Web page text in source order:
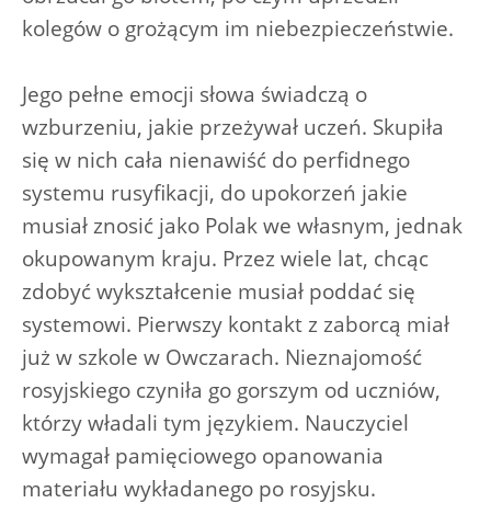
kolegów o grożącym im niebezpieczeństwie.
Jego pełne emocji słowa świadczą o
wzburzeniu, jakie przeżywał uczeń. Skupiła
się w nich cała nienawiść do perfidnego
systemu rusyfikacji, do upokorzeń jakie
musiał znosić jako Polak we własnym, jednak
okupowanym kraju. Przez wiele lat, chcąc
zdobyć wykształcenie musiał poddać się
systemowi. Pierwszy kontakt z zaborcą miał
już w szkole w Owczarach. Nieznajomość
rosyjskiego czyniła go gorszym od uczniów,
którzy władali tym językiem. Nauczyciel
wymagał pamięciowego opanowania
materiału wykładanego po rosyjsku.